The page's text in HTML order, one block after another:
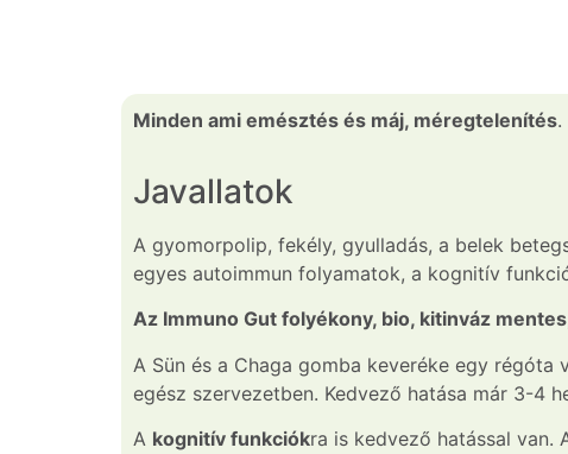
Minden ami emésztés és máj, méregtelenítés.
Javallatok
A gyomorpolip, fekély, gyulladás, a belek
egyes autoimmun folyamatok, a kognitív
Az Immuno Gut folyékony, bio, kitinváz
A Sün és a Chaga gomba keveréke egy
egész szervezetben. Kedvező hatása már 3-4
A kognitív funkciókra is kedvező hatással van.